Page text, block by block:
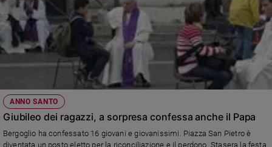
fede
Parola
del
giorno
Santo
Società
valori
ANNO SANTO
Giubileo dei ragazzi, a sorpresa confessa anche il Papa
Bergoglio ha confessato 16 giovani e giovanissimi. Piazza San Pietro è
diventata un posto eletto per la riconciliazione e il perdono. Stasera la festa